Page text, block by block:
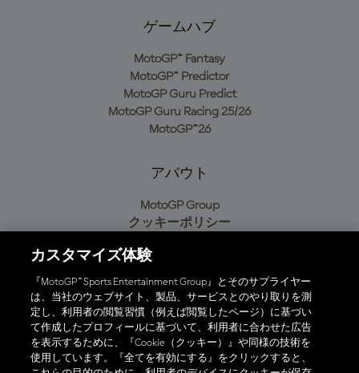
ゲームハブ
MotoGP™ Fantasy
MotoGP™ Predictor
MotoGP Guru Predict
MotoGP Guru Racing 25/26
MotoGP™26
アバウト
MotoGP Group
クッキーポリシー
プライバシーポリシー
購入ポリシー
オフィシャルアプリ
カスタマイズ体験
『MotoGP™ Sports Entertainment Group』とそのサプライヤー
は、当社のウェブサイト、製品、サービスとのやり取りを測
定し、利用者の閲覧習慣（例えば閲覧したページ）に基づい
て作成したプロフィールに基づいて、利用者に合わせた広告
を表示するために、『Cookie（クッキー）』や同様の技術を
使用しています。『全てを有効にする』をクリックすると、